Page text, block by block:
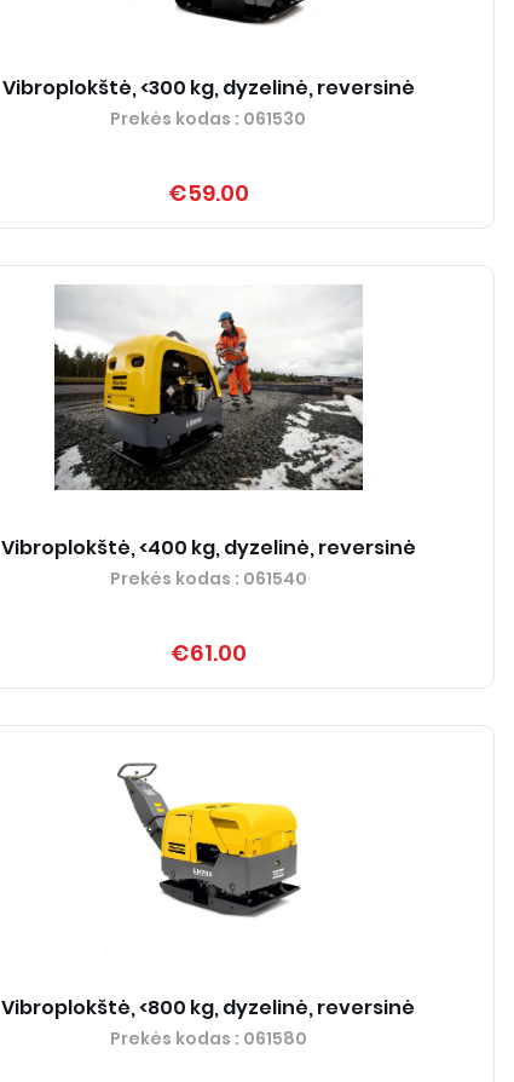
Vibroplokštė, <300 kg, dyzelinė, reversinė
Prekės kodas : 061530
€59.00
Vibroplokštė, <400 kg, dyzelinė, reversinė
Prekės kodas : 061540
€61.00
Vibroplokštė, <800 kg, dyzelinė, reversinė
Prekės kodas : 061580